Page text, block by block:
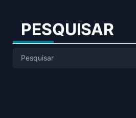
PESQUISAR